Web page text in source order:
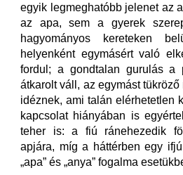
egyik legmeghatóbb jelenet az
az apa, sem a gyerek
hagyományos kereteken
helyenként egymásért való
fordul; a gondtalan gurulás a
átkarolt váll, az egymást
idéznek, ami talán elérhetetlen
kapcsolat hiányában is
teher is: a fiú ránehezedik
apjára, míg a háttérben egy
„apa” és „anya” fogalma